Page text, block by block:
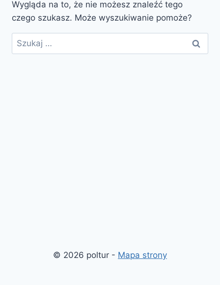
Wygląda na to, że nie możesz znaleźć tego
czego szukasz. Może wyszukiwanie pomoże?
Szukaj:
© 2026 poltur - Mapa strony